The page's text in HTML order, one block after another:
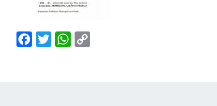
Facebook
TwitterWhatsApp